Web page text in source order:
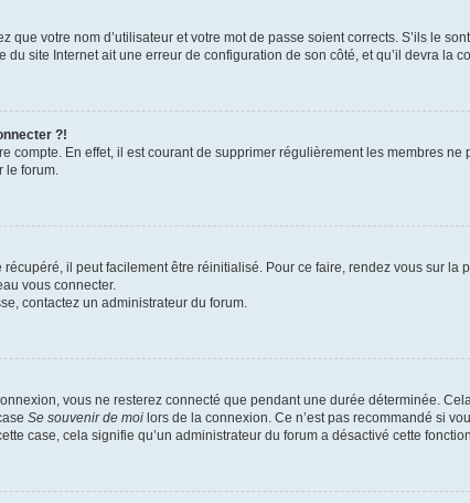
votre nom d’utilisateur et votre mot de passe soient corrects. S’ils le
site Internet ait une erreur de configuration de son côté, et qu’il devra la
?!
compte. En effet, il est courant de supprimer régulièrement les membres
le forum.
il peut facilement être réinitialisé. Pour ce faire, rendez vous sur la
vous connecter.
contactez un administrateur du forum.
vous ne resterez connecté que pendant une durée déterminée.
Se souvenir de moi lors de la connexion. Ce n’est pas recommandé si
case, cela signifie qu’un administrateur du forum a désactivé cette